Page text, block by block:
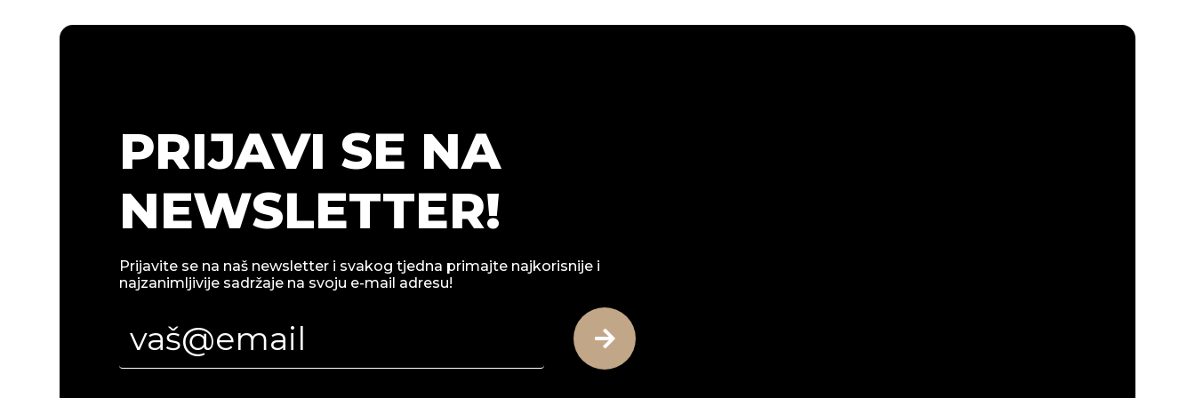
PRIJAVI SE NA
NEWSLETTER!
Prijavite se na naš newsletter i svakog tjedna primajte najkorisnije i
najzanimljivije sadržaje na svoju e-mail adresu!